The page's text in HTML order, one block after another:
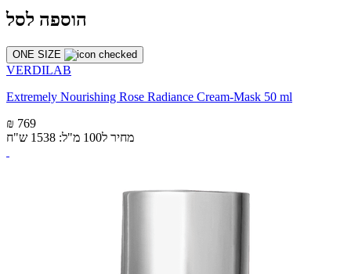
הוספה לסל
ONE SIZE
VERDILAB
Extremely Nourishing Rose Radiance Cream-Mask 50 ml
₪ 769
מחיר ל100 מ"ל: 1538 ש"ח